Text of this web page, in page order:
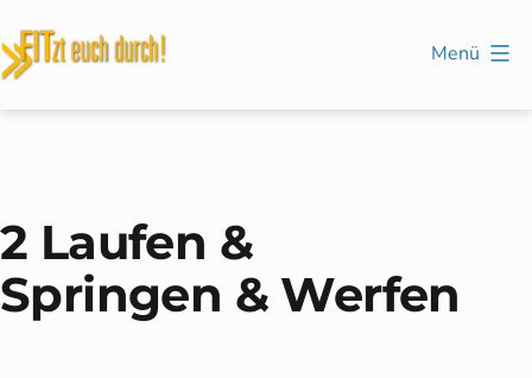
Inhalt
Menü
2 Laufen &
Springen & Werfen